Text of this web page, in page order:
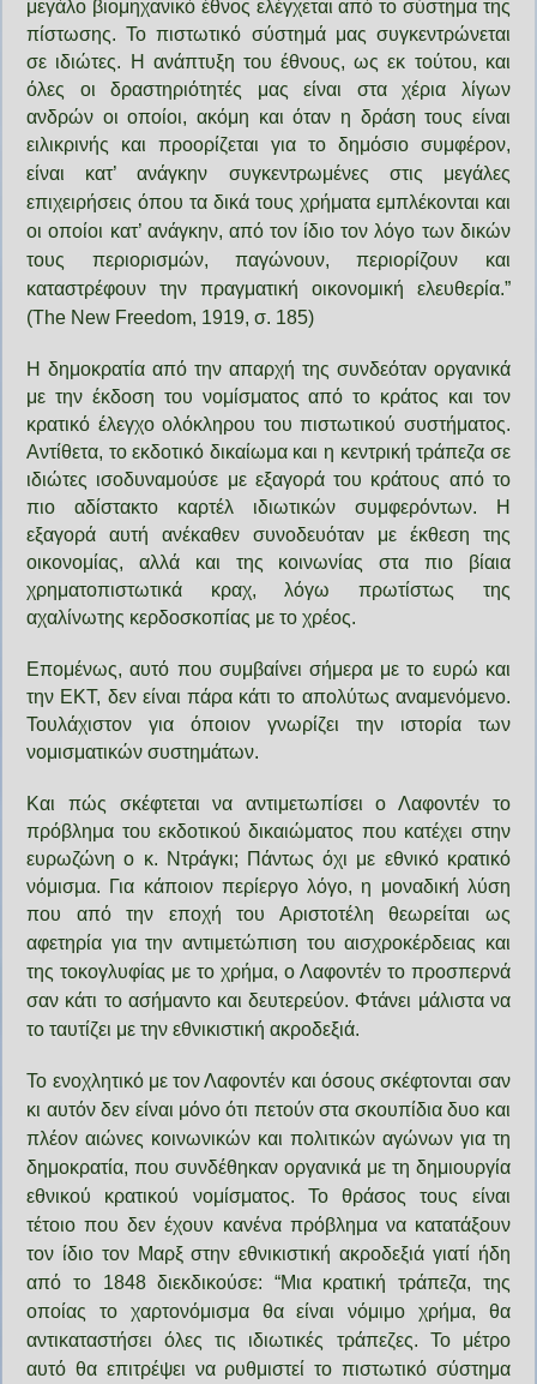
μεγάλο βιομηχανικό έθνος ελέγχεται από το σύστημα της
πίστωσης. Το πιστωτικό σύστημά μας συγκεντρώνεται
σε ιδιώτες. Η ανάπτυξη του έθνους, ως εκ τούτου, και
όλες οι δραστηριότητές μας είναι στα χέρια λίγων
ανδρών οι οποίοι, ακόμη και όταν η δράση τους είναι
ειλικρινής και προορίζεται για το δημόσιο συμφέρον,
είναι κατ’ ανάγκην συγκεντρωμένες στις μεγάλες
επιχειρήσεις όπου τα δικά τους χρήματα εμπλέκονται και
οι οποίοι κατ’ ανάγκην, από τον ίδιο τον λόγο των δικών
τους περιορισμών, παγώνουν, περιορίζουν και
καταστρέφουν την πραγματική οικονομική ελευθερία.”
(The New Freedom, 1919, σ. 185)
Η δημοκρατία από την απαρχή της συνδεόταν οργανικά
με την έκδοση του νομίσματος από το κράτος και τον
κρατικό έλεγχο ολόκληρου του πιστωτικού συστήματος.
Αντίθετα, το εκδοτικό δικαίωμα και η κεντρική τράπεζα σε
ιδιώτες ισοδυναμούσε με εξαγορά του κράτους από το
πιο αδίστακτο καρτέλ ιδιωτικών συμφερόντων. Η
εξαγορά αυτή ανέκαθεν συνοδευόταν με έκθεση της
οικονομίας, αλλά και της κοινωνίας στα πιο βίαια
χρηματοπιστωτικά κραχ, λόγω πρωτίστως της
αχαλίνωτης κερδοσκοπίας με το χρέος.
Επομένως, αυτό που συμβαίνει σήμερα με το ευρώ και
την ΕΚΤ, δεν είναι πάρα κάτι το απολύτως αναμενόμενο.
Τουλάχιστον για όποιον γνωρίζει την ιστορία των
νομισματικών συστημάτων.
Και πώς σκέφτεται να αντιμετωπίσει ο Λαφοντέν το
πρόβλημα του εκδοτικού δικαιώματος που κατέχει στην
ευρωζώνη ο κ. Ντράγκι; Πάντως όχι με εθνικό κρατικό
νόμισμα. Για κάποιον περίεργο λόγο, η μοναδική λύση
που από την εποχή του Αριστοτέλη θεωρείται ως
αφετηρία για την αντιμετώπιση του αισχροκέρδειας και
της τοκογλυφίας με το χρήμα, ο Λαφοντέν το προσπερνά
σαν κάτι το ασήμαντο και δευτερεύον. Φτάνει μάλιστα να
το ταυτίζει με την εθνικιστική ακροδεξιά.
Το ενοχλητικό με τον Λαφοντέν και όσους σκέφτονται σαν
κι αυτόν δεν είναι μόνο ότι πετούν στα σκουπίδια δυο και
πλέον αιώνες κοινωνικών και πολιτικών αγώνων για τη
δημοκρατία, που συνδέθηκαν οργανικά με τη δημιουργία
εθνικού κρατικού νομίσματος. Το θράσος τους είναι
τέτοιο που δεν έχουν κανένα πρόβλημα να κατατάξουν
τον ίδιο τον Μαρξ στην εθνικιστική ακροδεξιά γιατί ήδη
από το 1848 διεκδικούσε: “Μια κρατική τράπεζα, της
οποίας το χαρτονόμισμα θα είναι νόμιμο χρήμα, θα
αντικαταστήσει όλες τις ιδιωτικές τράπεζες. Το μέτρο
αυτό θα επιτρέψει να ρυθμιστεί το πιστωτικό σύστημα